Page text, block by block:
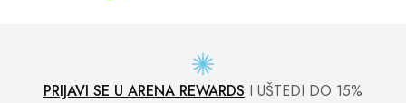
PRIJAVI SE U ARENA REWARDS I UŠTEDI DO 15%